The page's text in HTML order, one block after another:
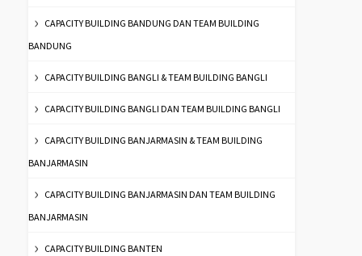
CAPACITY BUILDING BANDUNG DAN TEAM BUILDING
BANDUNG
CAPACITY BUILDING BANGLI & TEAM BUILDING BANGLI
CAPACITY BUILDING BANGLI DAN TEAM BUILDING BANGLI
CAPACITY BUILDING BANJARMASIN & TEAM BUILDING
BANJARMASIN
CAPACITY BUILDING BANJARMASIN DAN TEAM BUILDING
BANJARMASIN
CAPACITY BUILDING BANTEN